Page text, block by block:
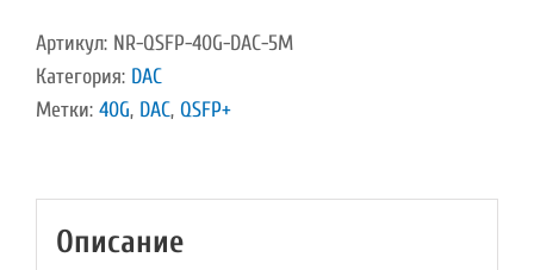
Артикул: NR-QSFP-40G-DAC-5M
Категория: DAC
Метки: 40G, DAC, QSFP+
Описание